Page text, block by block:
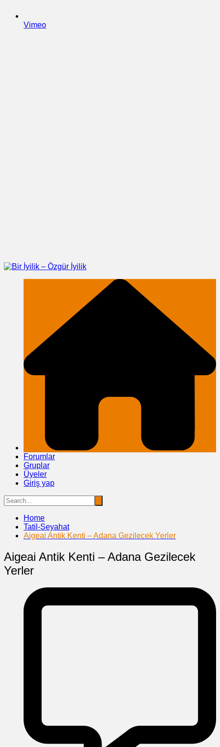
Vimeo
Forumlar
Gruplar
Üyeler
Giriş yap
Home
Tatil-Seyahat
Aigeai Antik Kenti – Adana Gezilecek Yerler
Aigeai Antik Kenti – Adana Gezilecek
Yerler